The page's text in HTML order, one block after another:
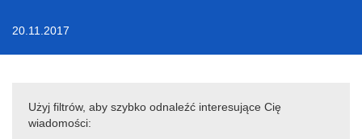
20.11.2017
Użyj filtrów, aby szybko odnaleźć interesujące Cię
wiadomości: